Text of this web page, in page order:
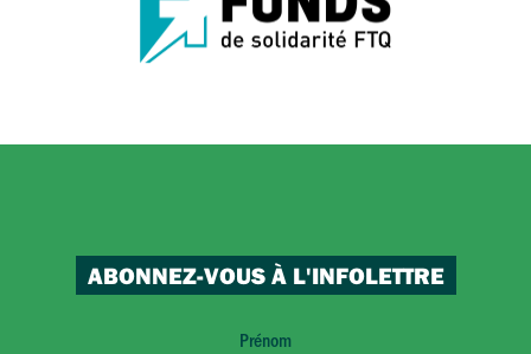
ABONNEZ-VOUS À L'INFOLETTRE
Prénom